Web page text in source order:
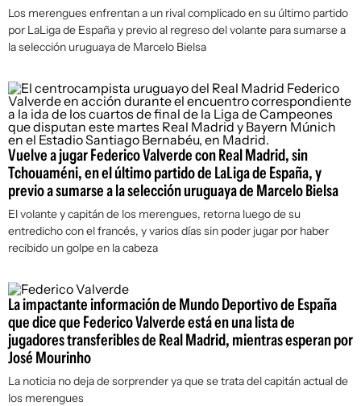
Los merengues enfrentan a un rival complicado en su último partido
por LaLiga de España y previo al regreso del volante para sumarse a
la selección uruguaya de Marcelo Bielsa
Vuelve a jugar Federico Valverde con Real Madrid, sin
Tchouaméni, en el último partido de LaLiga de España, y
previo a sumarse a la selección uruguaya de Marcelo Bielsa
El volante y capitán de los merengues, retorna luego de su
entredicho con el francés, y varios días sin poder jugar por haber
recibido un golpe en la cabeza
La impactante información de Mundo Deportivo de España
que dice que Federico Valverde está en una lista de
jugadores transferibles de Real Madrid, mientras esperan por
José Mourinho
La noticia no deja de sorprender ya que se trata del capitán actual de
los merengues